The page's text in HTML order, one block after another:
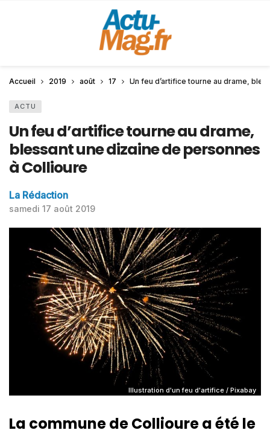
Accueil 2019 août 17 Un feu d’artifice tourne au drame,
ACTU
Un feu d’artifice tourne au drame,
blessant une dizaine de personnes
à Collioure
La Rédaction
samedi 17 août 2019
Illustration d'un feu d'artifice / Pixabay
La commune de Collioure a été le